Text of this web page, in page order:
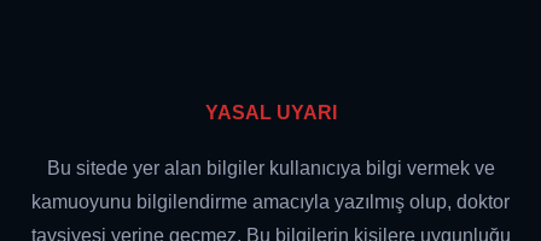
YASAL UYARI
Bu sitede yer alan bilgiler kullanıcıya bilgi vermek ve
kamuoyunu bilgilendirme amacıyla yazılmış olup, doktor
tavsiyesi yerine geçmez. Bu bilgilerin kişilere uygunluğu